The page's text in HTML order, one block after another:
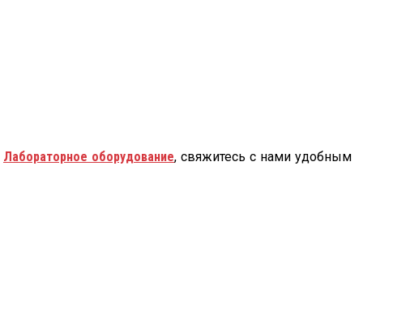
Лабораторное оборудование, свяжитесь с нами удобным